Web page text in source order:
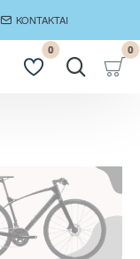
KONTAKTAI
0 0